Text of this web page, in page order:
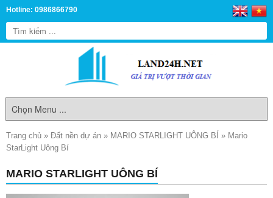
Hotline: 0986866790
Trang chủ » Đất nền dự án » MARIO STARLIGHT UÔNG BÍ » Mario
StarLight Uông Bí
MARIO STARLIGHT UÔNG BÍ